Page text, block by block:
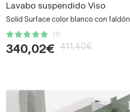
Lavabo suspendido Viso
Solid Surface color blanco con faldón
(1)
340,02€ 411,40€